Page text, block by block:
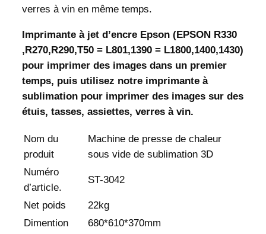
verres à vin en même temps.
Imprimante à jet d’encre Epson (EPSON R330
,R270,R290,T50 = L801,1390 = L1800,1400,1430)
pour imprimer des images dans un premier
temps, puis utilisez notre imprimante à
sublimation pour imprimer des images sur des
étuis, tasses, assiettes, verres à vin.
Nom du
produit
Machine de presse de chaleur
sous vide de sublimation 3D
Numéro
d’article.
ST-3042
Net poids
22kg
Dimention
680*610*370mm